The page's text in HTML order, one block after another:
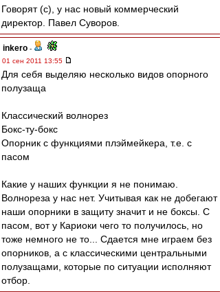
Говорят (с), у нас новый коммерческий
директор. Павел Суворов.
inkero -
01 сен 2011 13:55
Для себя выделяю несколько видов опорного
полузаща
Классический волнорез
Бокс-ту-бокс
Опорник с функциями плэймейкера, т.е. с
пасом
Какие у наших функции я не понимаю.
Волнореза у нас нет. Учитывая как не добегают
наши опорники в защиту значит и не боксы. С
пасом, вот у Кариоки чего то получилось, но
тоже немного не то... Сдается мне играем без
опорников, а с классическими центральными
полузащами, которые по ситуации исполняют
отбор.